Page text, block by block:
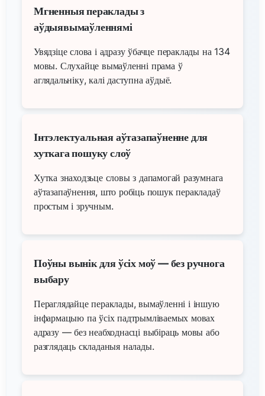
Мгненныя пераклады з
аўдыявымаўленнямі
Увядзіце слова і адразу ўбачце пераклады на 134
мовы. Слухайце вымаўленні прама ў
аглядальніку, калі даступна аўдыё.
Інтэлектуальная аўтазапаўненне для
хуткага пошуку слоў
Хутка знаходзьце словы з дапамогай разумнага
аўтазапаўнення, што робіць пошук перакладаў
простым і зручным.
Поўны вынік для ўсіх моў — без ручнога
выбару
Пераглядайце пераклады, вымаўленні і іншую
інфармацыю па ўсіх падтрымліваемых мовах
адразу — без неабходнасці выбіраць мовы або
разглядаць складаныя налады.